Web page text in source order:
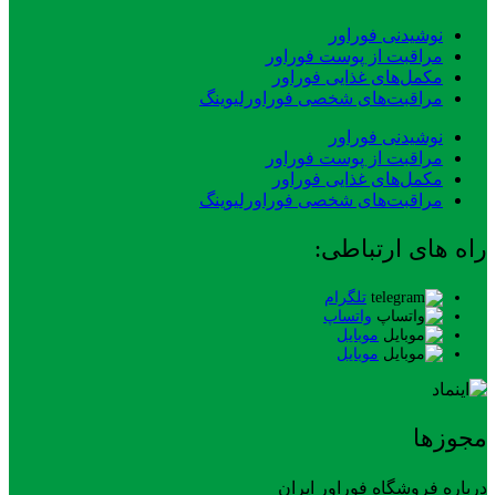
نوشیدنی فوراور
مراقبت از پوست فوراور
مکمل‌های غذایی فوراور
مراقبت‌های شخصی فوراورلیوینگ
نوشیدنی فوراور
مراقبت از پوست فوراور
مکمل‌های غذایی فوراور
مراقبت‌های شخصی فوراورلیوینگ
راه های ارتباطی:
تلگرام
واتساپ
موبایل
موبایل
مجوزها
درباره فروشگاه فوراور ایران